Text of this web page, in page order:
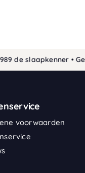
de slaapkenner •
voorwaarden